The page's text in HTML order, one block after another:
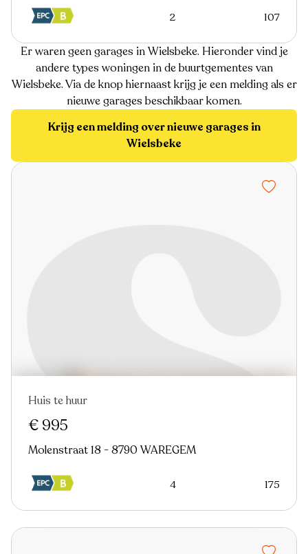
2 107
Er waren geen garages in Wielsbeke. Hieronder vind je
andere types woningen in de buurtgementes van
Wielsbeke. Via de knop hiernaast krijg je een melding als er
nieuwe garages beschikbaar komen.
Krijg een melding over nieuwe garages in
Wielsbeke
Nieuw
Huis te huur
€ 995
Molenstraat 18 - 8790 WAREGEM
4 175